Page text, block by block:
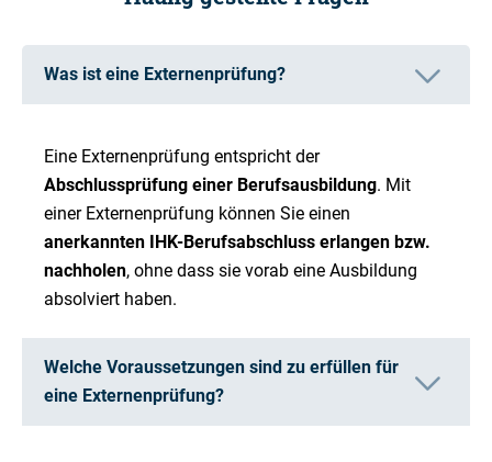
Was ist eine Externenprüfung?
Eine Externenprüfung entspricht der
Abschlussprüfung einer Berufsausbildung. Mit
einer Externenprüfung können Sie einen
anerkannten IHK-Berufsabschluss erlangen bzw.
nachholen, ohne dass sie vorab eine Ausbildung
absolviert haben.
Welche Voraussetzungen sind zu erfüllen für
eine Externenprüfung?